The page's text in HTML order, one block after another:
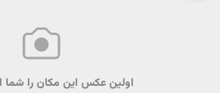
اولین عکس این مکان را شما